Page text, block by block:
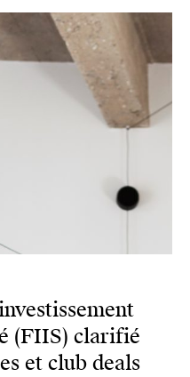
(FIIS) clarifié
et club deals